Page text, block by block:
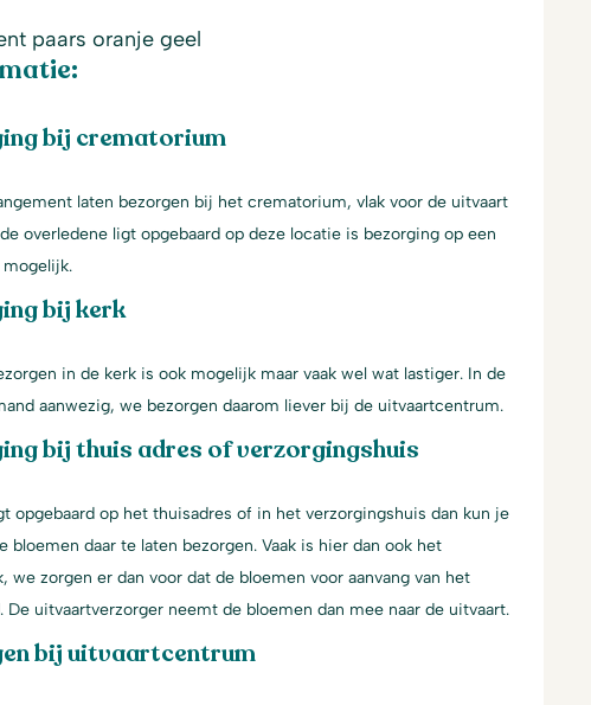
paars oranje geel
bij crematorium
laten bezorgen bij het crematorium, vlak voor de uitvaart
overledene ligt opgebaard op deze locatie is bezorging op een
bij kerk
in de kerk is ook mogelijk maar vaak wel wat lastiger. In de
aanwezig, we bezorgen daarom liever bij de uitvaartcentrum.
bij thuis adres of verzorgingshuis
opgebaard op het thuisadres of in het verzorgingshuis dan kun je
bloemen daar te laten bezorgen. Vaak is hier dan ook het
we zorgen er dan voor dat de bloemen voor aanvang van het
De uitvaartverzorger neemt de bloemen dan mee naar de uitvaart.
bij uitvaartcentrum